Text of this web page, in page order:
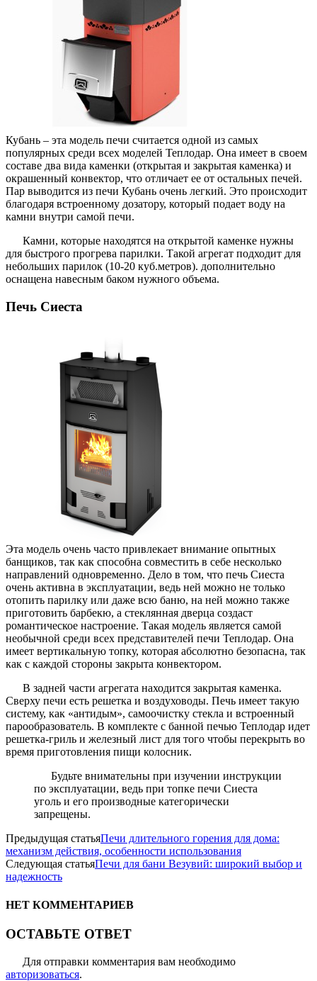
Кубань – эта модель печи считается одной из самых
популярных среди всех моделей Теплодар. Она имеет в своем
составе два вида каменки (открытая и закрытая каменка) и
окрашенный конвектор, что отличает ее от остальных печей.
Пар выводится из печи Кубань очень легкий. Это происходит
благодаря встроенному дозатору, который подает воду на
камни внутри самой печи.
Камни, которые находятся на открытой каменке нужны
для быстрого прогрева парилки. Такой агрегат подходит для
небольших парилок (10-20 куб.метров). дополнительно
оснащена навесным баком нужного объема.
Печь Сиеста
Эта модель очень часто привлекает внимание опытных
банщиков, так как способна совместить в себе несколько
направлений одновременно. Дело в том, что печь Сиеста
очень активна в эксплуатации, ведь ней можно не только
отопить парилку или даже всю баню, на ней можно также
приготовить барбекю, а стеклянная дверца создаст
романтическое настроение. Такая модель является самой
необычной среди всех представителей печи Теплодар. Она
имеет вертикальную топку, которая абсолютно безопасна, так
как с каждой стороны закрыта конвектором.
В задней части агрегата находится закрытая каменка.
Сверху печи есть решетка и воздуховоды. Печь имеет такую
систему, как «антидым», самоочистку стекла и встроенный
парообразователь. В комплекте с банной печью Теплодар идет
решетка-гриль и железный лист для того чтобы перекрыть во
время приготовления пищи колосник.
Будьте внимательны при изучении инструкции
по эксплуатации, ведь при топке печи Сиеста
уголь и его производные категорически
запрещены.
Предыдущая статьяПечи длительного горения для дома:
механизм действия, особенности использования
Следующая статьяПечи для бани Везувий: широкий выбор и
надежность
НЕТ КОММЕНТАРИЕВ
ОСТАВЬТЕ ОТВЕТ
Для отправки комментария вам необходимо
авторизоваться.